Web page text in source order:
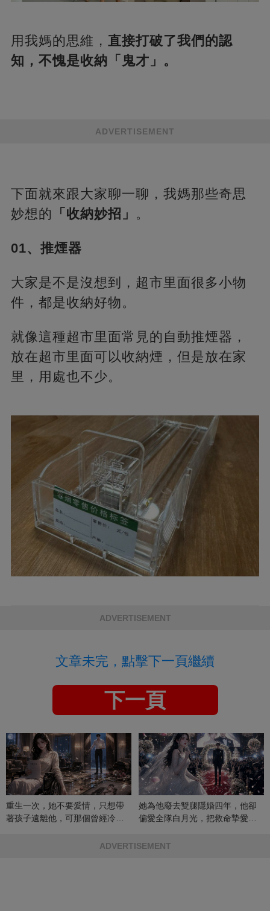
用我媽的思維， 直接打破了我們的認
知，不愧是收納「鬼才」。
ADVERTISEMENT
下面就來跟大家聊一聊，我媽那些奇思
妙想的
「收納妙招」 。
01、推煙器
大家是不是沒想到，超市里面很多小物
件，都是收納好物。
就像這種超市里面常見的自動推煙器，
放在超市里面可以收納煙，但是放在家
里，用處也不少。
ADVERTISEMENT
文章未完，點擊下一頁繼續
下一頁
重生一次，她不要愛情，只想帶
著孩子遠離他，可那個曾經冷漠
她為他廢去雙腿隱婚四年，他卻
偏愛全隊白月光，把救命摯愛當
ADVERTISEMENT